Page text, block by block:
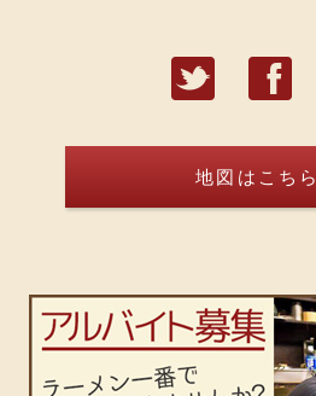
T F
地図はこちら